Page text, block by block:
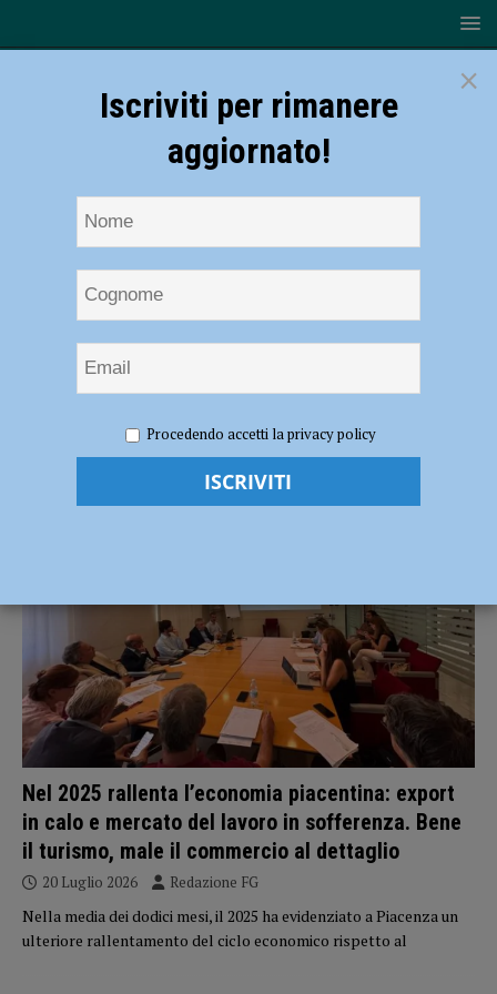
Economia piacentina
Nel 2025 rallenta l’economia piacentina: export
in calo e mercato del lavoro in sofferenza. Bene
il turismo, male il commercio al dettaglio
20 Luglio 2026 Redazione FG
Nella media dei dodici mesi, il 2025 ha evidenziato a Piacenza un
ulteriore rallentamento del ciclo economico rispetto al
×
Iscriviti per rimanere
aggiornato!
Procedendo accetti la privacy policy